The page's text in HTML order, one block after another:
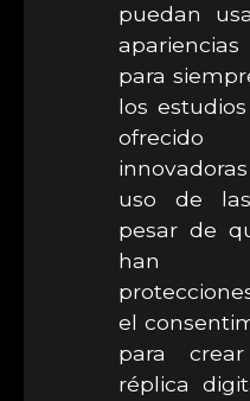
puedan
para
los
ofrecido
uso de
pesar de
han
el
para
réplica